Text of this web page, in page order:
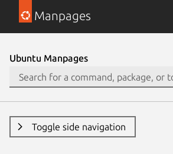
Manpages
Ubuntu Manpages
Toggle side navigation